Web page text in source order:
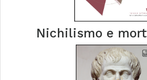
Nichilismo e